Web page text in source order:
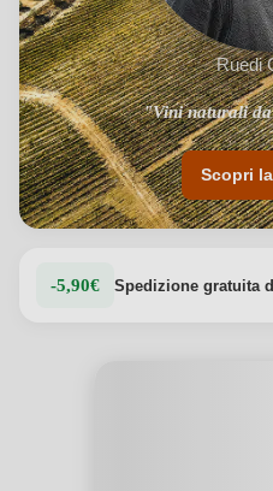
Ruedi
"Vini naturali
Scopri
-5,90€ Spedizione gratuita